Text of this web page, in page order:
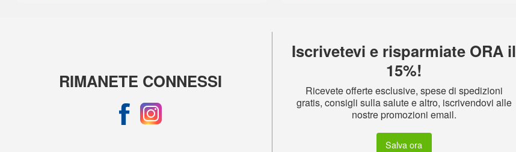
RIMANETE CONNESSI
Iscrivetevi e risparmiate ORA il
15%!
Ricevete offerte esclusive, spese di spedizioni
gratis, consigli sulla salute e altro, iscrivendovi alle
nostre promozioni email.
Salva ora